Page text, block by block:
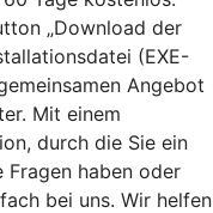
„Download der
(EXE-
Angebot
Mit einem
durch die Sie ein
Fragen haben oder
bei uns. Wir helfen